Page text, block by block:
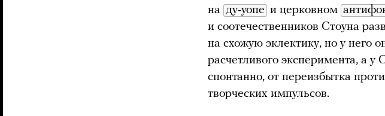
на ду-уопе и церковном
и соотечественников Стоуна
на схожую эклектику, но у него
расчетливого эксперимента, а у
спонтанно, от переизбытка
творческих импульсов.